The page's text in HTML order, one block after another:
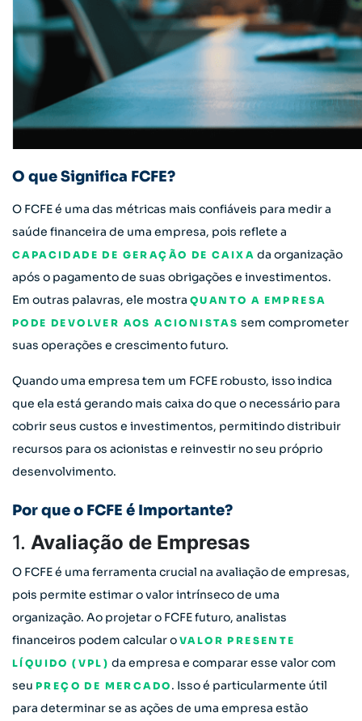
O que Significa FCFE?
O FCFE é uma das métricas mais confiáveis para medir a
saúde financeira de uma empresa, pois reflete a
CAPACIDADE DE GERAÇÃO DE CAIXA da organização
após o pagamento de suas obrigações e investimentos.
Em outras palavras, ele mostra QUANTO A EMPRESA
PODE DEVOLVER AOS ACIONISTAS sem comprometer
suas operações e crescimento futuro.
Quando uma empresa tem um FCFE robusto, isso indica
que ela está gerando mais caixa do que o necessário para
cobrir seus custos e investimentos, permitindo distribuir
recursos para os acionistas e reinvestir no seu próprio
desenvolvimento.
Por que o FCFE é Importante?
1. Avaliação de Empresas
O FCFE é uma ferramenta crucial na avaliação de empresas,
pois permite estimar o valor intrínseco de uma
organização. Ao projetar o FCFE futuro, analistas
financeiros podem calcular o VALOR PRESENTE
LÍQUIDO (VPL) da empresa e comparar esse valor com
seu PREÇO DE MERCADO . Isso é particularmente útil
para determinar se as ações de uma empresa estão